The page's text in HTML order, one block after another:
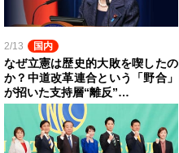
2/13 国内
なぜ立憲は歴史的大敗を喫したの
か？中道改革連合という「野合」
が招いた支持層“離反”…